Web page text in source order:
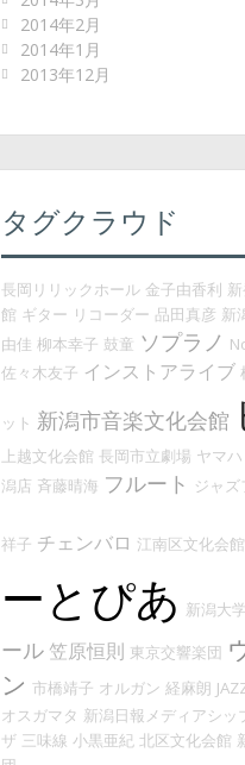
2014年2月
2014年1月
2013年12月
タグクラウド
長岡リリックホール 金子由香利
館 ギター リコーダー 品田真彦 新
由佳 柳本幸子 鼓童 ソプラノ
佐々木友子 インストアライブ
ット 新潟市音楽文化会館
上越文化会館 長岡市立劇場 ヤマ
潟店 斉藤晴海 フルート ジャ
祥子 チェンバロ 江南区文化会館
ーとぴあ 新潟大学
ール 笠原恒則 東京交響楽団
ン 市橋靖子 オルガン 経麻朗
オスガマタ 新潟日報メディアシッ
ザ 三味線 小黒亜紀 北区文化会館